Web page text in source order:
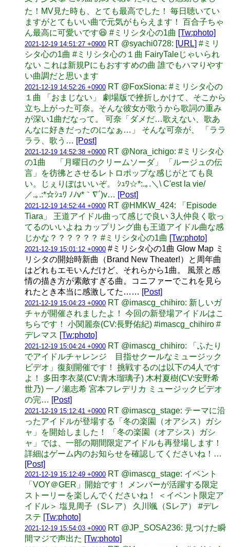
た！MV見た時も、とても最高でした！ 毎日聴いてい
ますがとてもいい曲で元気がもらえます！ 百合子ちゃ
ん最高に可愛いです😆 #ミリシタ心の1曲 [Tw:photo]
2021-12-19 14:51:27 +0900 RT @syachi0728: [URL] #ミリ
シタ心の1曲 #ミリシタ心の１曲 FairyTaleじゃいられ
ない これは新規Pにもおすすめの曲 誰でもハマりやす
い曲調だと思います
2021-12-19 14:52:26 +0900 RT @FoxSiona: #ミリシタ心の
１曲 「おまじない」 劇場版で挫折しかけて、そこから
立ち上がった可奈。そんな彼女が歌うから歌詞の重み
が深い1曲だなって。 可奈「ダメだ…歌えない、歌あ
んなに好きだったのになぁ…」 そんな可奈が、 「ララ
ララ、歌う… [Post]
2021-12-19 14:52:38 +0900 RT @Nora_ichigo: #ミリシタ心
の1曲 「月曜日のクリームソーダ」 「ルージュの伝
言」を彷彿とさせるレトロポップな感じがとても良
い。じぇりぽはいいぞ。 ｼｭﾜ☆*:.｡.＼\ C'est la vie/
／.｡.:*☆ｼｭﾜ ﾉﾉv*｀∇´)v… [Post]
2021-12-19 14:52:44 +0900 RT @HMKW_424: 「Episode
Tiara」 王道アイドル曲って感じで良い 3人仲良く歌っ
てるのいいよね カップリング曲も王道アイドル曲な感
じかな？？？？？？ #ミリシタ心の1曲 [Tw:photo]
2021-12-19 15:01:12 +0900 #ミリシタ心の1曲 Glow Map ミ
リシタの開始時新曲（Brand New Theater!）と周年曲
はどれもエモいんだけど、それらから1曲。 風景と感
情の描き方が素敵すぎる曲。コニファーでこれを見ら
れたとき本当に感激してた…… [Post]
2021-12-19 15:04:23 +0900 RT @imascg_chihiro: 新しいガ
チャが開催されましたよ！ 今回の新登場アイドルはこ
ちらです！ 小関麗奈(CV:長野佑紀) #imascg_chihiro #
デレマス [Tw:photo]
2021-12-19 15:04:24 +0900 RT @imascg_chihiro: 「ふたり
でアイドルチャレンジ 目指せクールなミュージック
ビデオ」復刻開催です！ 挑戦するのは以下の4人です
よ！ 多田李衣菜(CV:青木瑠璃子) 木村夏樹(CV:安野希
世乃) 一ノ瀬志希 宮本フレデリカ ミュージックビデオ
の完… [Post]
2021-12-19 15:12:41 +0900 RT @imascg_stage: テーマに沿
ったアイドルが登場する「冬の楽園（オアシス）ガシ
ャ」を開始しました！ 「冬の楽園（オアシス）ガシ
ャ」では、一部の期間限定アイドルも再登場します！
詳細はゲーム内のお知らせを確認してくださいね！…
[Post]
2021-12-19 15:12:49 +0900 RT @imascg_stage: イベント
「VOY＠GER」開始です！ メンバーが活躍する限定
ストーリーを楽しんでくださいね！ ＜イベント限定ア
イドル＞ 塩見周子（Sレア） 久川颯（Sレア） #デレ
ステ [Tw:photo]
2021-12-19 15:54:03 +0900 RT @JP_SOSA236: 見つけた瞬
間マジで声出た [Tw:photo]